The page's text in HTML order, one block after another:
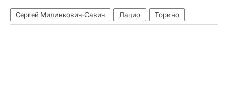
Сергей Милинкович-Савич Лацио Торино